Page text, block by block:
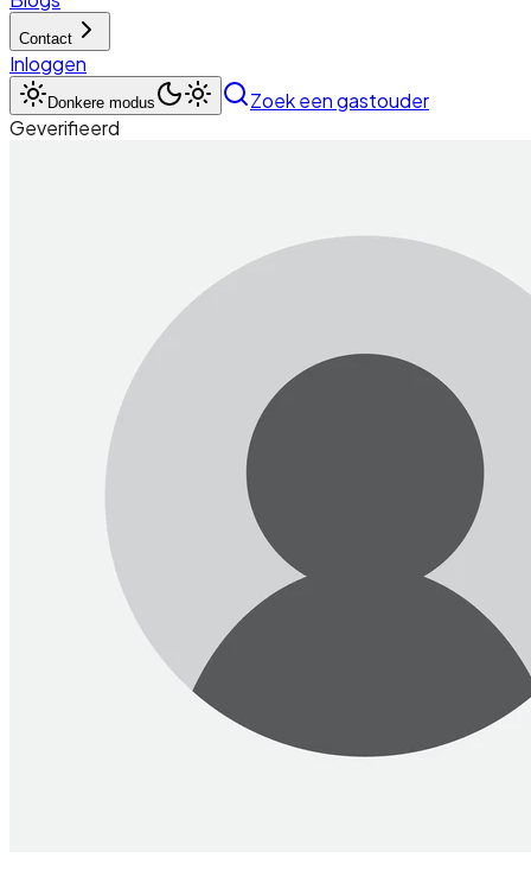
Contact
Inloggen
Donkere modus
Zoek een gastouder
Geverifieerd